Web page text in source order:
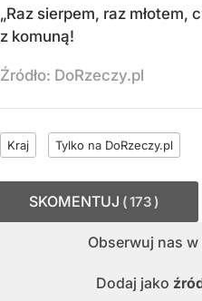
„Raz sierpem, raz młotem,
z komuną!
Źródło: DoRzeczy.pl
Kraj Tylko na DoRzeczy.pl
Obserwuj nas w
Dodaj jako
SKOMENTUJ 173